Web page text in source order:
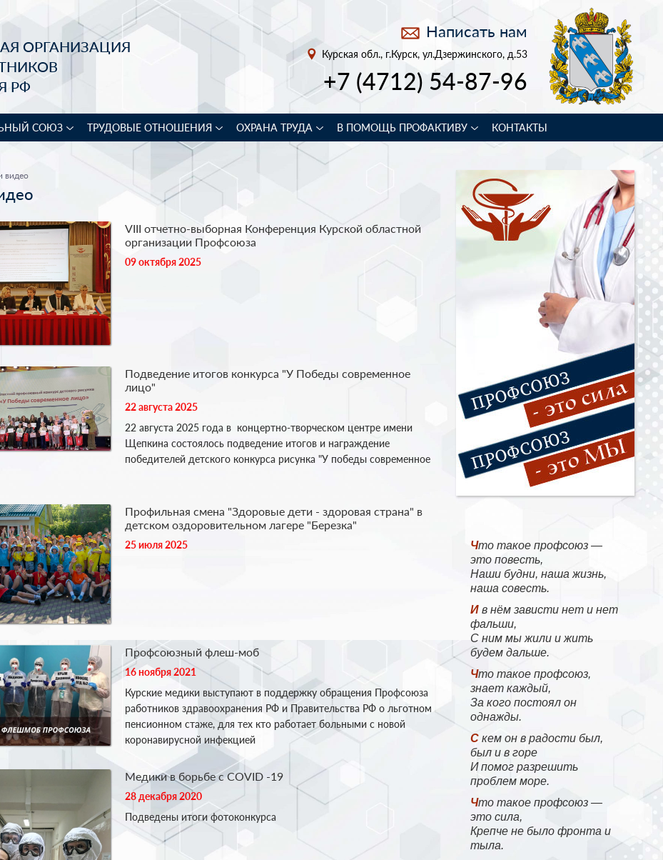
ОРГАНИЗАЦИЯ
РФ
Написать нам
Курская обл., г.Курск, ул.Дзержинского, д.53
+7 (4712) 54-87-96
СОЮЗ ТРУДОВЫЕ ОТНОШЕНИЯ ОХРАНА ТРУДА В ПОМОЩЬ ПРОФАКТИВУ КОНТАКТЫ
Что такое профсоюз —
это повесть,
Наши будни, наша жизнь,
наша совесть.
И в нём зависти нет и нет
фальши,
С ним мы жили и жить
будем дальше.
Что такое профсоюз,
знает каждый,
За кого постоял он
однажды.
С кем он в радости был,
был и в горе
И помог разрешить
проблем море.
Что такое профсоюз —
это сила,
Крепче не было фронта и
тыла.
видео
VIII отчетно-выборная Конференция Курской областной
организации Профсоюза
09 октября 2025
Подведение итогов конкурса "У Победы современное
лицо"
22 августа 2025
22 августа 2025 года в концертно-творческом центре имени
Щепкина состоялось подведение итогов и награждение
победителей детского конкурса рисунка "У победы современное
Профильная смена "Здоровые дети - здоровая страна" в
детском оздоровительном лагере "Березка"
25 июля 2025
Профсоюзный флеш-моб
16 ноября 2021
Курские медики выступают в поддержку обращения Профсоюза
работников здравоохранения РФ и Правительства РФ о льготном
пенсионном стаже, для тех кто работает больными с новой
коронавирусной инфекцией
Медики в борьбе с COVID -19
28 декабря 2020
Подведены итоги фотоконкурса